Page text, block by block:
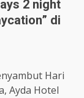
2 night
di
Hari
Ayda Hotel